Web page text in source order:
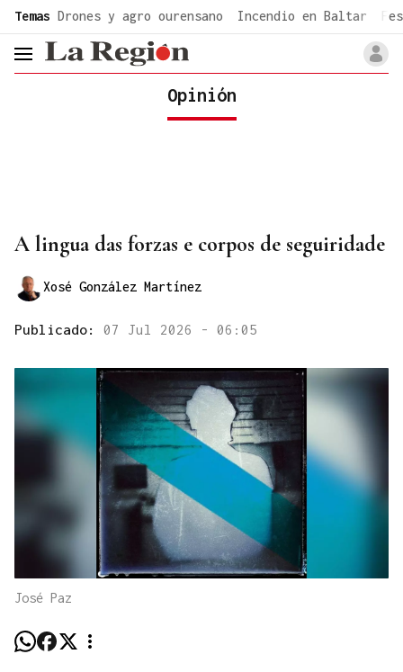
Temas Drones y agro ourensano Incendio en Baltar
header.menu.open
Opinión
A lingua das forzas e corpos de seguiridade
Xosé González Martínez
Publicado: 07 Jul 2026 - 06:05
José Paz